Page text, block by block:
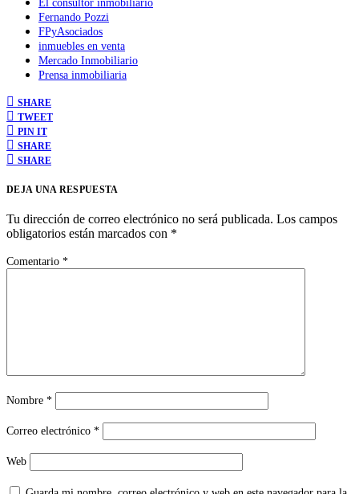
El consultor inmobiliario
Fernando Pozzi
FPyAsociados
inmuebles en venta
Mercado Inmobiliario
Prensa inmobiliaria
SHARE
TWEET
PIN IT
SHARE
SHARE
DEJA UNA RESPUESTA
Tu dirección de correo electrónico no será publicada. Los campos
obligatorios están marcados con *
Comentario *
Nombre *
Correo electrónico *
Web